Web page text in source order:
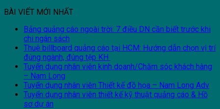
BÀI VIẾT MỚI NHẤT
Bảng quảng cáo ngoài trời: 7 điều DN cần biết trước khi
chi ngân sách
Thuê billboard quảng cáo tại HCM: Hướng dẫn chọn vị trí
đúng ngành, đúng tệp KH
Tuyển dụng nhân viên kinh doanh/Chăm sóc khách hàng
– Nam Long
Tuyển dụng nhân viên Thiết kế đồ họa – Nam Long Adv
Tuyển dụng nhân viên thiết kế kỹ thuật quảng cáo & Hồ
sơ dự án